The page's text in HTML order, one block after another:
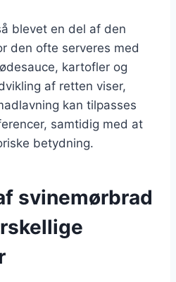
blevet en del af den
den ofte serveres med
kartofler og
af retten viser,
kan tilpasses
samtidig med at
betydning.
svinemørbrad